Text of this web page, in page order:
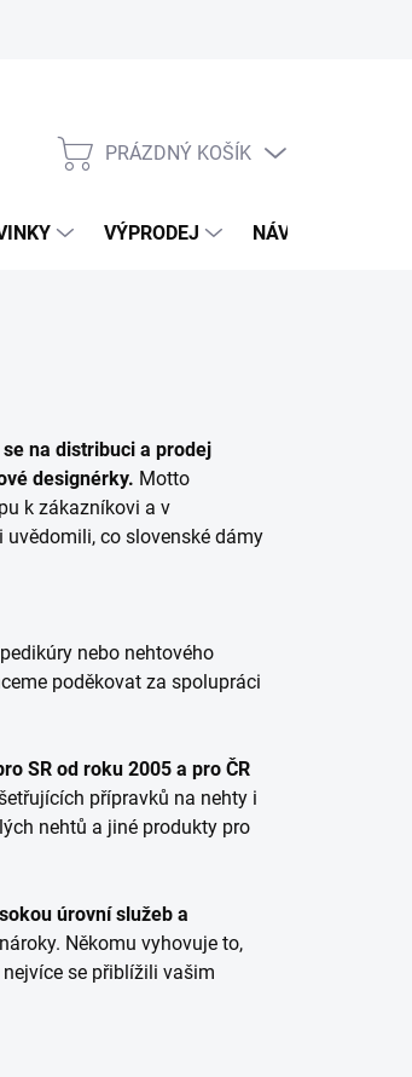
NÁKUPNÍ
PRÁZDNÝ KOŠÍK
VÝPRODEJ NÁVODY
na distribuci a prodej
designérky. Motto
k zákazníkovi a v
co slovenské dámy
nebo nehtového
poděkovat za spolupráci
SR od roku 2005 a pro ČR
přípravků na nehty i
nehtů a jiné produkty pro
úrovní služeb a
Někomu vyhovuje to,
se přiblížili vašim